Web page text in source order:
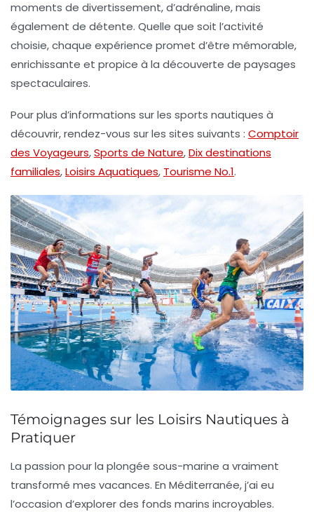
moments de divertissement, d’adrénaline, mais
également de détente. Quelle que soit l’activité
choisie, chaque expérience promet d’être mémorable,
enrichissante et propice à la découverte de paysages
spectaculaires.
Pour plus d’informations sur les sports nautiques à
découvrir, rendez-vous sur les sites suivants : Comptoir
des Voyageurs,Sports de Nature,Dix destinations
familiales,Loisirs Aquatiques, Tourisme No.1.
Témoignages sur les Loisirs Nautiques à
Pratiquer
La passion pour la plongée sous-marine a vraiment
transformé mes vacances. En Méditerranée, j’ai eu
l’occasion d’explorer des fonds marins incroyables.